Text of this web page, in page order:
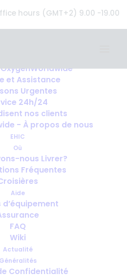
hours (GMT+2) 9.00 -19.00
(Ce que nous faisons)
et Assistance
Urgentes
24h/24
nos clients
- À propos de nous
EHIC
Où
nous Livrer?
Fréquentes
Aide
d’équipement
FAQ
Wiki
Actualité
Généralités
Confidentialité